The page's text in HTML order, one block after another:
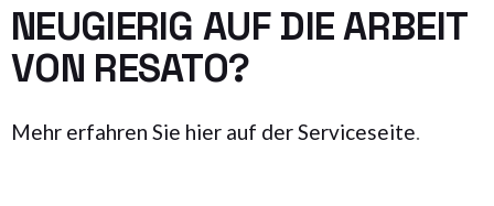
NEUGIERIG AUF DIE ARBEIT
VON RESATO?
Mehr erfahren Sie hier auf der Serviceseite.